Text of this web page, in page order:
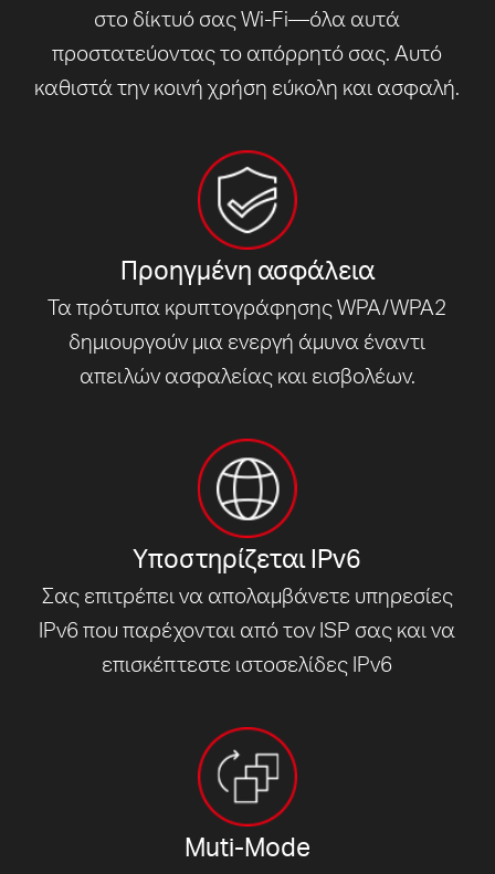
στο δίκτυό σας Wi-Fi—όλα αυτά
προστατεύοντας το απόρρητό σας.Αυτό
καθιστά την κοινή χρήση εύκολη και ασφαλή.
Προηγμένη ασφάλεια
Τα πρότυπα κρυπτογράφησης WPA/WPA2
δημιουργούν μια ενεργή άμυνα έναντι
απειλών ασφαλείας και εισβολέων.
Υποστηρίζεται IPv6
Σας επιτρέπει να απολαμβάνετε υπηρεσίες
IPv6 που παρέχονται από τον ISP σας και να
επισκέπτεστε ιστοσελίδες IPv6
Muti-Mode